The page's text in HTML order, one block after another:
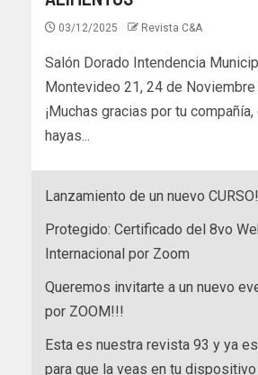
03/12/2025 Revista C&A
Salón Dorado Intendencia
Montevideo 21, 24 de Noviembre
¡Muchas gracias por tu
hayas...
Lanzamiento de un nuevo
Protegido: Certificado del 8vo
Internacional por Zoom
Queremos invitarte a un nuevo
por ZOOM!!!
Esta es nuestra revista 93 y ya
para que la veas en tu dispositivo